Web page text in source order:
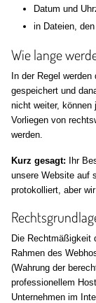
Datum und
in Dateien,
Wie lange
In der Regel
gespeichert und
nicht weiter,
Vorliegen von
werden.
Kurz gesagt: Ihr
unsere Website auf
protokolliert, aber
Die Rechtmäßigkeit
Rahmen des
(Wahrung der
professionellem
Unternehmen im